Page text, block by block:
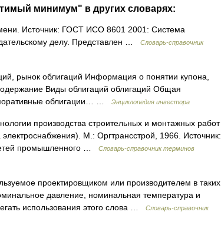
минимум" в других словарях:
Источник: ГОСТ ИСО 8601 2001: Система
делу. Представлен …
Словарь-справочник
рынок облигаций Информация о понятии купона,
Виды облигаций облигаций Общая
облигации… …
Энциклопедия инвестора
производства строительных и монтажных работ
М.: Оргтрансстрой, 1966. Источник:
промышленного …
Словарь-справочник терминов
проектировщиком или производителем в таких
давление, номинальная температура и
использования этого слова …
Словарь-справочник